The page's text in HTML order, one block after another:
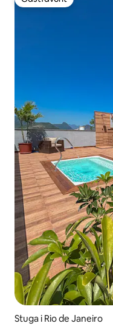
Gästfavorit
Stuga i Rio de Janeiro